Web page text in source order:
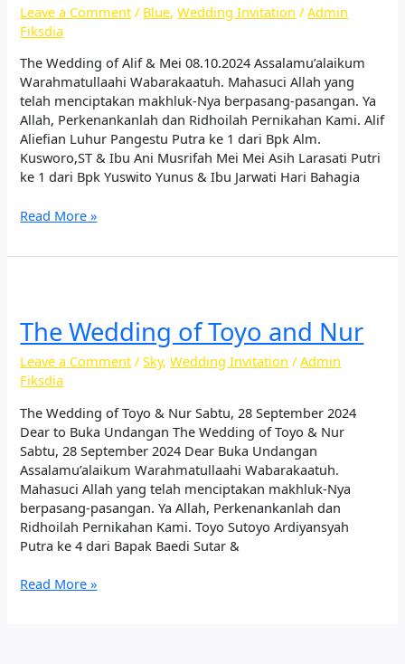
Leave a Comment / Blue,Wedding Invitation /Admin
Fiksdia
The Wedding of Alif & Mei 08.10.2024 Assalamu’alaikum
Warahmatullaahi Wabarakaatuh. Mahasuci Allah yang
telah menciptakan makhluk-Nya berpasang-pasangan. Ya
Allah, Perkenankanlah dan Ridhoilah Pernikahan Kami.​ Alif
Aliefian Luhur Pangestu Putra ke 1 dari Bpk Alm.
Kusworo,ST & Ibu Ani Musrifah Mei Mei Asih Larasati Putri
ke 1 dari Bpk Yuswito Yunus & Ibu Jarwati Hari Bahagia
Read More »
The Wedding of Toyo and Nur
Leave a Comment /Sky,Wedding Invitation /Admin
Fiksdia
The Wedding of Toyo & Nur Sabtu, 28 September 2024
Dear to Buka Undangan The Wedding of Toyo & Nur
Sabtu, 28 September 2024 Dear Buka Undangan
Assalamu’alaikum Warahmatullaahi Wabarakaatuh.
Mahasuci Allah yang telah menciptakan makhluk-Nya
berpasang-pasangan. Ya Allah, Perkenankanlah dan
Ridhoilah Pernikahan Kami.​​ Toyo Sutoyo Ardiyansyah
Putra ke 4 dari Bapak Baedi Sutar &
Read More »